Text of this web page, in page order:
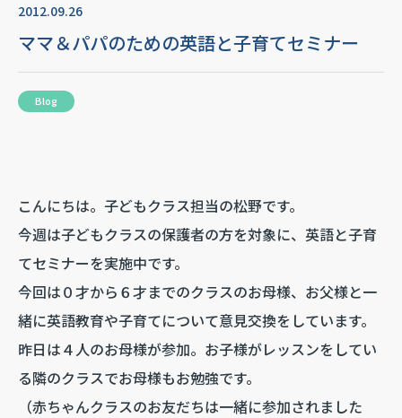
2012.09.26
ママ＆パパのための英語と子育てセミナー
Blog
こんにちは。子どもクラス担当の松野です。
今週は子どもクラスの保護者の方を対象に、英語と子育
てセミナーを実施中です。
今回は０才から６才までのクラスのお母様、お父様と一
緒に英語教育や子育てについて意見交換をしています。
昨日は４人のお母様が参加。お子様がレッスンをしてい
る隣のクラスでお母様もお勉強です。
（赤ちゃんクラスのお友だちは一緒に参加されました